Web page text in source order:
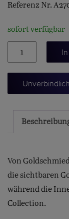
Referenz Nr.
sofort verfügbar
Ring
mit
Von
die sichtbaren
während die
Collection.